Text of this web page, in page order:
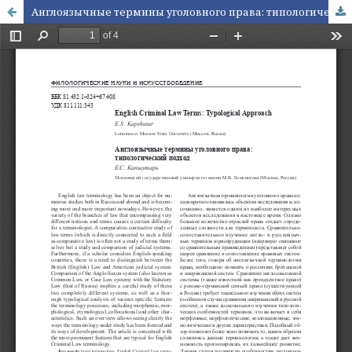
Англоязычные термины уголовного права: типологический подход